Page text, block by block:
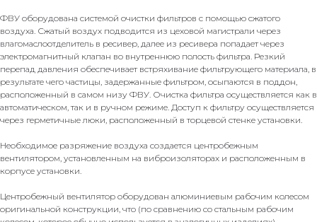
ФВУ оборудована системой очистки фильтров с помощью сжатого
воздуха. Сжатый воздух подводится из цеховой магистрали через
влагомаслоотделитель в ресивер, далее из ресивера попадает через
электромагнитный клапан во внутреннюю полость фильтра. Резкий
перепад давления обеспечивает встряхивание фильтрующего материала, в
результате чего частицы, задержанные фильтром, осыпаются в поддон,
расположенный в самом низу ФВУ. Очистка фильтра осуществляется как в
автоматическом, так и в ручном режиме. Доступ к фильтру осуществляется
через герметичные люки, расположенный в торцевой стенке установки.
Необходимое разряжение воздуха создается центробежным
вентилятором, установленным на виброизоляторах и расположенным в
корпусе установки.
Центробежный вентилятор оборудован алюминиевым рабочим колесом
оригинальной конструкции, что (по сравнению со стальным рабочим